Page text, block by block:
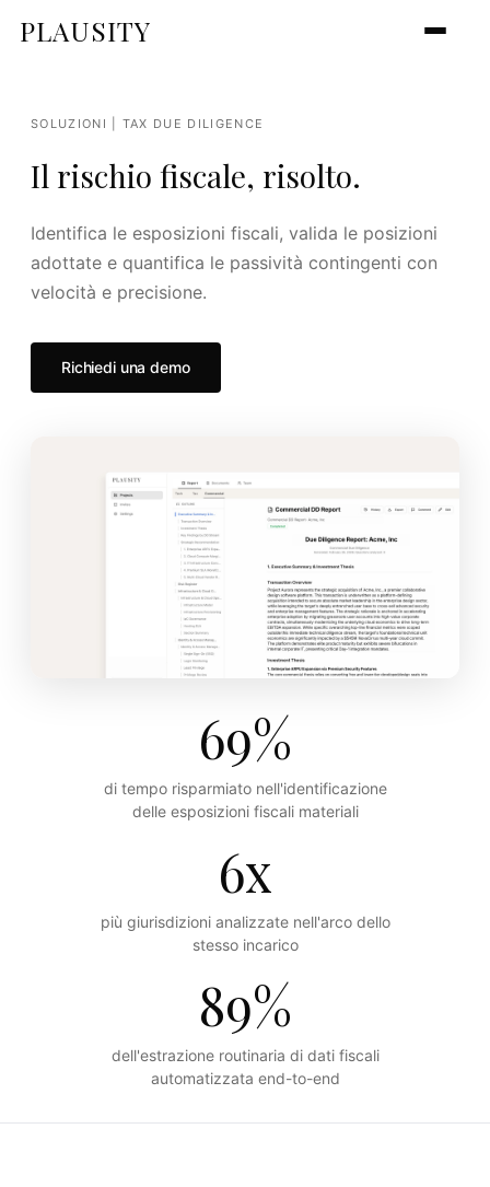
PLAUSITY
SOLUZIONI | TAX DUE DILIGENCE
Il rischio fiscale, risolto.
Identifica le esposizioni fiscali, valida le posizioni
adottate e quantifica le passività contingenti con
velocità e precisione.
Richiedi una demo
69%
di tempo risparmiato nell'identificazione
delle esposizioni fiscali materiali
6x
più giurisdizioni analizzate nell'arco dello
stesso incarico
89%
dell'estrazione routinaria di dati fiscali
automatizzata end-to-end